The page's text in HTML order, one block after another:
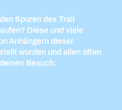
Spuren des Trail
Diese und viele
Anhängern dieser
wurden und allen offen
Besuch.